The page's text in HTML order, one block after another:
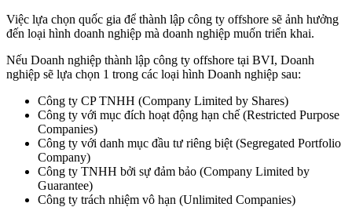
Việc lựa chọn quốc gia để thành lập công ty offshore sẽ ảnh hưởng
đến loại hình doanh nghiệp mà doanh nghiệp muốn triển khai.
Nếu Doanh nghiệp thành lập công ty offshore tại BVI, Doanh
nghiệp sẽ lựa chọn 1 trong các loại hình Doanh nghiệp sau:
Công ty CP TNHH (Company Limited by Shares)
Công ty với mục đích hoạt động hạn chế (Restricted Purpose
Companies)
Công ty với danh mục đầu tư riêng biệt (Segregated Portfolio
Company)
Công ty TNHH bởi sự đảm bảo (Company Limited by
Guarantee)
Công ty trách nhiệm vô hạn (Unlimited Companies)